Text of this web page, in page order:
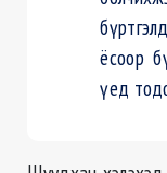
ёсоор
үед